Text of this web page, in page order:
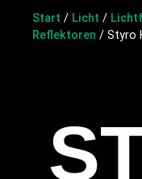
Start / Licht /
Reflektoren / Styro